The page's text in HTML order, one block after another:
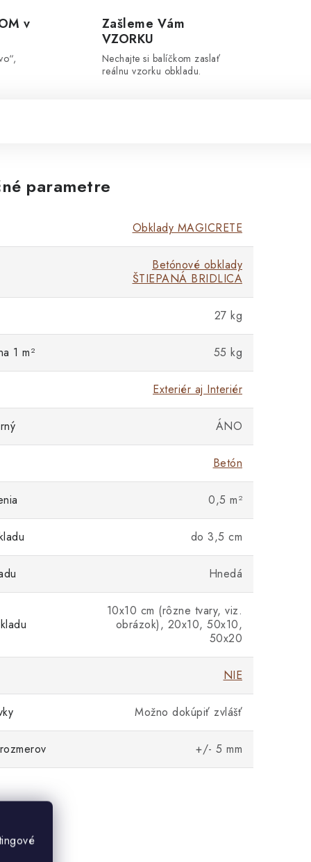
v
Zašleme Vám
VZORKU
Nechajte si balíčkom zaslať
reálnu vzorku obkladu.
parametre
Obklady MAGICRETE
Betónové obklady
ŠTIEPANÁ BRIDLICA
27 kg
1 m² 55 kg
Exteriér aj Interiér
ÁNO
Betón
0,5 m²
do 3,5 cm
Hnedá
10x10 cm (rôzne tvary, viz.
obrázok), 20x10, 50x10,
50x20
NIE
Možno dokúpiť zvlášť
+/- 5 mm